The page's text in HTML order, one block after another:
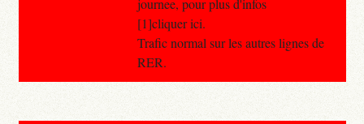
journee, pour plus d'infos
[1]cliquer ici.
Trafic normal sur les autres lignes de
RER.